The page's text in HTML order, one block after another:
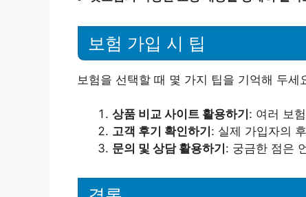
보험 가입 시 팁
보험을 선택할 때 몇 가지 팁을 기억해 두세
상품 비교 사이트 활용하기 : 여러 보
고객 후기 확인하기 : 실제 가입자의
문의 및 상담 활용하기 : 궁금한 점은